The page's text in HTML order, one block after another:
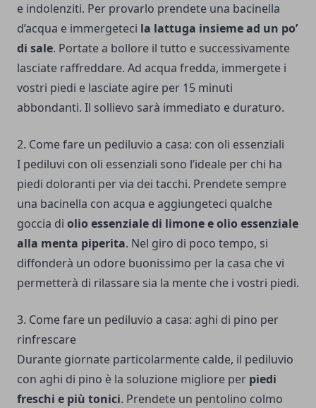
e indolenziti. Per provarlo prendete una bacinella
d’acqua e immergeteci la lattuga insieme ad un po’
di sale. Portate a bollore il tutto e successivamente
lasciate raffreddare. Ad acqua fredda, immergete i
vostri piedi e lasciate agire per 15 minuti
abbondanti. Il sollievo sarà immediato e duraturo.
2. Come fare un pediluvio a casa: con oli essenziali
I pediluvi con oli essenziali sono l’ideale per chi ha
piedi doloranti per via dei tacchi. Prendete sempre
una bacinella con acqua e aggiungeteci qualche
goccia di olio essenziale di limone e olio essenziale
alla menta piperita. Nel giro di poco tempo, si
diffonderà un odore buonissimo per la casa che vi
permetterà di rilassare sia la mente che i vostri piedi.
3. Come fare un pediluvio a casa: aghi di pino per
rinfrescare
Durante giornate particolarmente calde, il pediluvio
con aghi di pino è la soluzione migliore per piedi
freschi e più tonici. Prendete un pentolino colmo